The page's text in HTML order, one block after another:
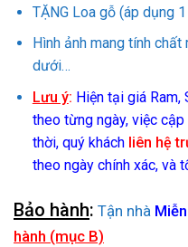
TẶNG Loa gỗ (áp dụng
Hình ảnh mang tính
dưới…
Lưu ý: Hiện tại giá
theo từng ngày, việc
thời, quý khách liên hệ
theo ngày chính xác, và
Bảo hành: Tận nhà
hành (mục B)